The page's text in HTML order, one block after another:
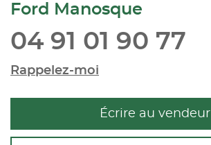
Ford Manosque
04 91 01 90 77
Rappelez-moi
Écrire au vendeur